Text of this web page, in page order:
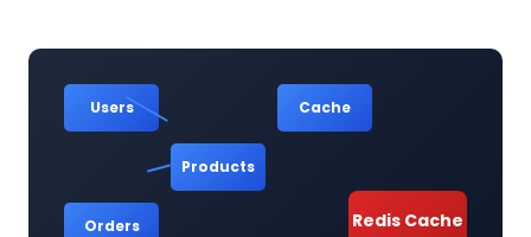
Users
Products
Orders
Cache
Redis Cache